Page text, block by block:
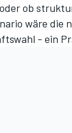
ob
wäre die
- ein